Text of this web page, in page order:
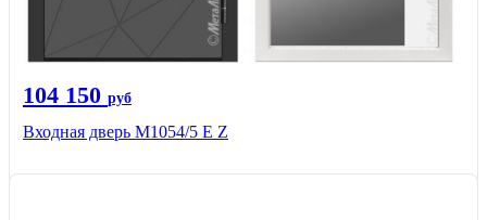
104 150 руб
Входная дверь М1054/5 Е Z